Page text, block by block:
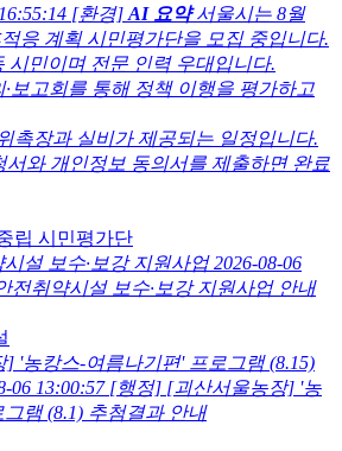
[환경] AI 요약 서울시는 8월
응 계획 시민평가단을 모집 중입니다.
시민이며 전문 인력 우대입니다.
·보고회를 통해 정책 이행을 평가하고
촉장과 실비가 제공되는 일정입니다.
서와 개인정보 동의서를 제출하면 완료
립 시민평가단
설 보수·보강 지원사업 2026-08-06
전취약시설 보수·보강 지원사업 안내
'농캉스-여름나기편' 프로그램 (8.15)
06 13:00:57 [행정] [괴산서울농장] '농
램 (8.1) 추첨결과 안내